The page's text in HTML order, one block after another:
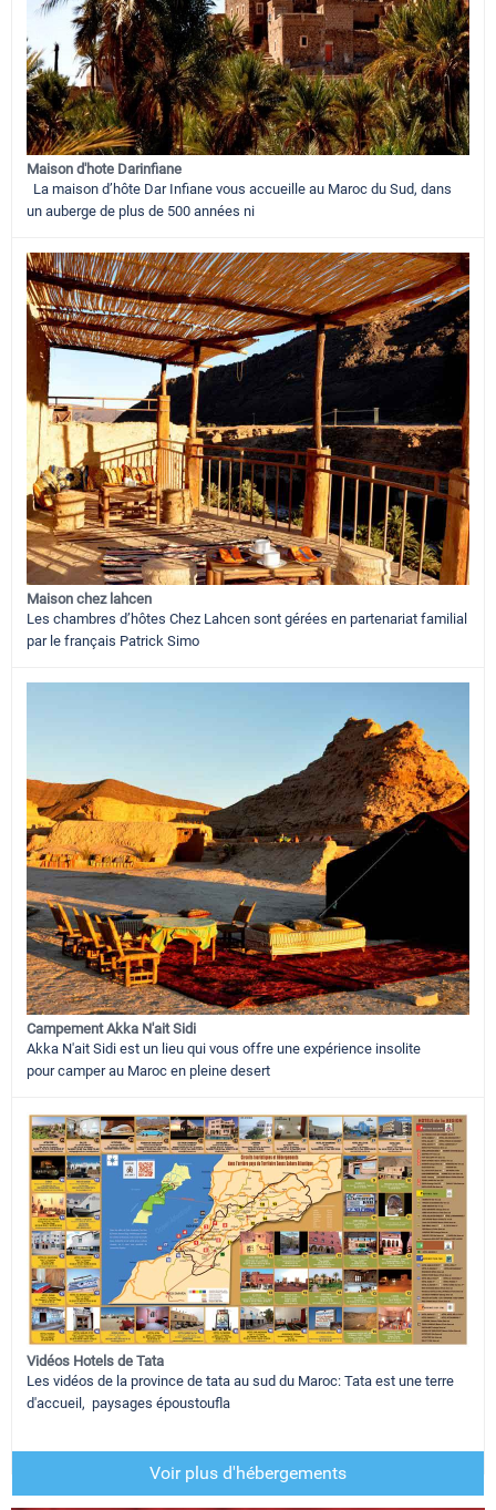
Maison d'hote Darinfiane
La maison d’hôte Dar Infiane vous accueille au Maroc du Sud, dans
un auberge de plus de 500 années ni
Maison chez lahcen
Les chambres d’hôtes Chez Lahcen sont gérées en partenariat familial
par le français Patrick Simo
Campement Akka N'ait Sidi
Akka N'ait Sidi est un lieu qui vous offre une expérience insolite
pour camper au Maroc en pleine desert
Vidéos Hotels de Tata
Les vidéos de la province de tata au sud du Maroc: Tata est une terre
d'accueil, paysages époustoufla
Voir plus d'hébergements